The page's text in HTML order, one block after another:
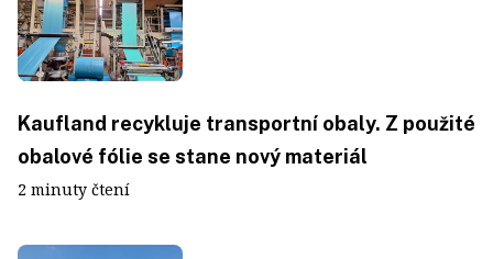
Kaufland recykluje transportní obaly. Z použité
obalové fólie se stane nový materiál
2 minuty čtení